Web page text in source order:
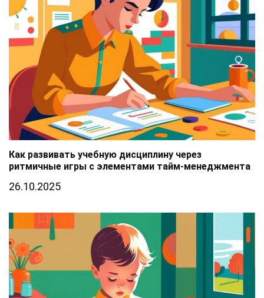
Как развивать учебную дисциплину через
ритмичные игры с элементами тайм-менеджмента
26.10.2025